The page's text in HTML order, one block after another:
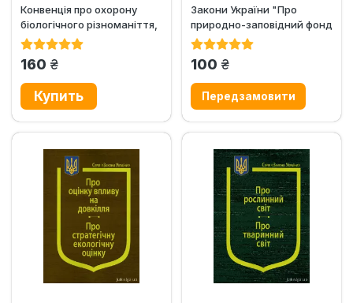
Конвенція про охорону
біологічного різноманіття,
Нагойський протокол про...
160 грн.
Закони України "Про
природно-заповідний фонд
України",...
100 грн.